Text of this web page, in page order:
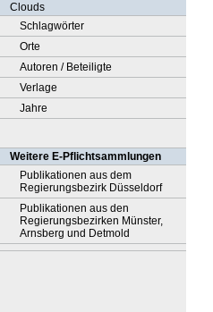
Clouds
Schlagwörter
Orte
Autoren / Beteiligte
Verlage
Jahre
Weitere E-Pflichtsammlungen
Publikationen aus dem
Regierungsbezirk Düsseldorf
Publikationen aus den
Regierungsbezirken Münster,
Arnsberg und Detmold